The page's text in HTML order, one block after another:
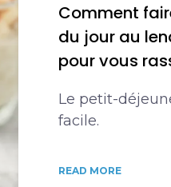
Comment
du jour au
pour vous
Le petit-
facile.
READ MORE